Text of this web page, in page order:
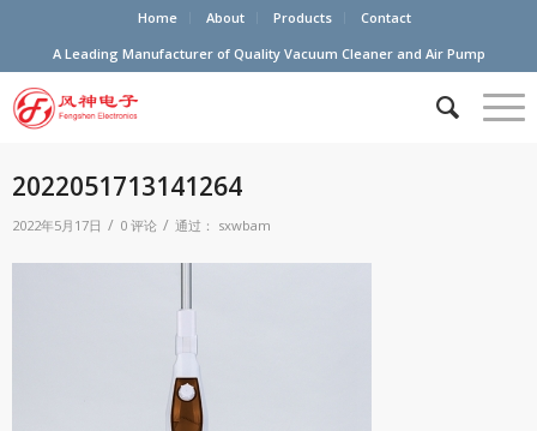
Home About Products
Contact
A Leading Manufacturer of Quality Vacuum Cleaner and Air Pump
2022051713141264
2022年5月17日 / 0 评论 / 通过： sxwbam